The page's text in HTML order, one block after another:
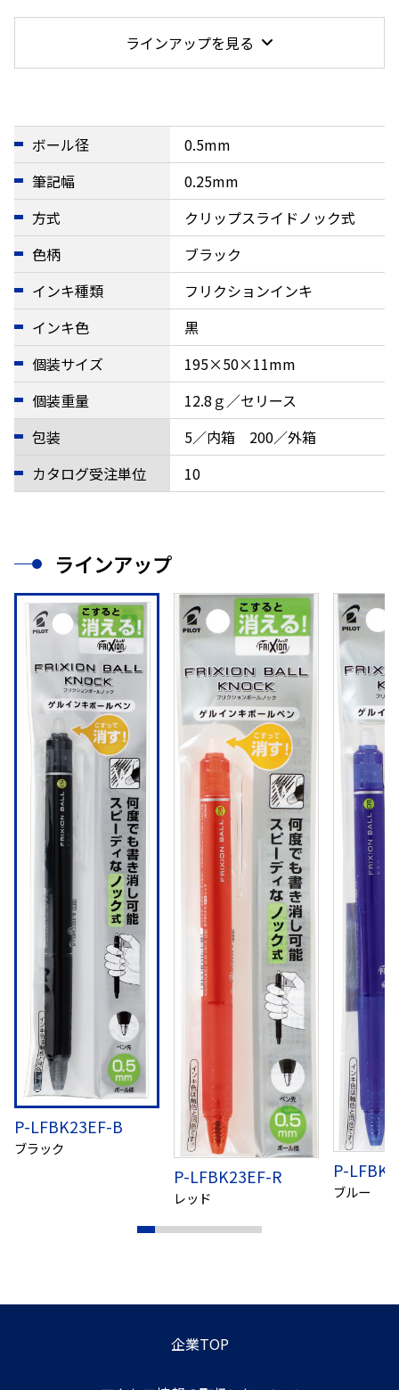
ラインアップを見る
ボール径
0.5mm
筆記幅
0.25mm
方式
クリップスライドノック式
色柄
ブラック
インキ種類
フリクションインキ
インキ色
黒
個装サイズ
195×50×11mm
個装重量
12.8ｇ／セリース
包装
5／内箱 200／外箱
カタログ受注単位
10
ラインアップ
P-LFBK23EF-B
ブラック
P-LFBK23EF-R
レッド
P-
ブルー
企業TOP